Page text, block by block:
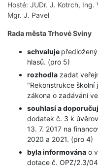
Hosté: JUDr. J. Kotrch, Ing.
Mgr. J. Pavel
Rada města Trhové Sviny
schvaluje
hlasů. (pro 5)
rozhodla zadat
"Rekonstrukce
zákona o zadávání
souhlasí a
dodatek č. 3 k
13. 7. 2017 na
2020 a 2021. (pro 4)
byla informována o
dotace č. OPZ/2.3/